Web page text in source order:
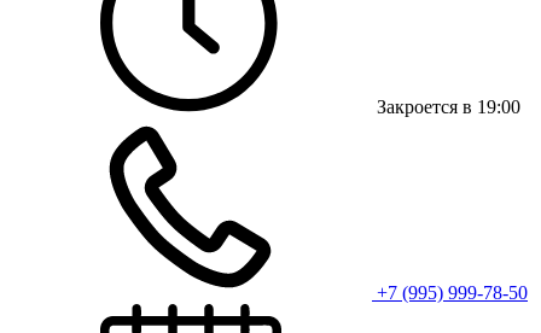
Закроется в 19:00
+7 (995) 999-78-50